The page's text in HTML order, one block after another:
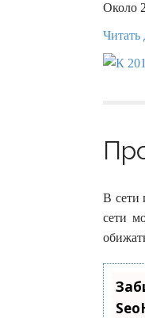
Около
Читать
В сети
сети